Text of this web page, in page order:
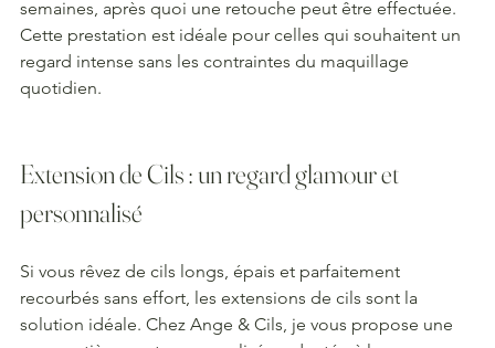
semaines, après quoi une retouche peut être effectuée.
Cette prestation est idéale pour celles qui souhaitent un
regard intense sans les contraintes du maquillage
quotidien.
Extension de Cils : un regard glamour et
personnalisé
Si vous rêvez de cils longs, épais et parfaitement
recourbés sans effort, les extensions de cils sont la
solution idéale. Chez Ange & Cils, je vous propose une